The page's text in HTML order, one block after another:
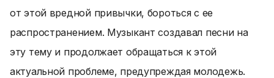
от этой вредной привычки, бороться с ее
распространением. Музыкант создавал песни на
эту тему и продолжает обращаться к этой
актуальной проблеме, предупреждая молодежь.